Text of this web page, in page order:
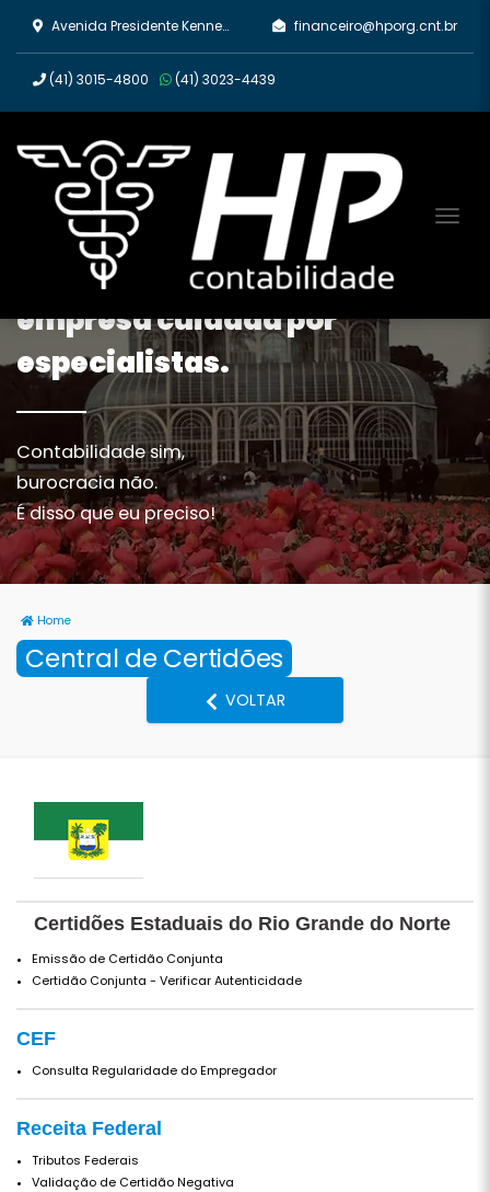
Avenida Presidente Kennedy, 2670 - Rebouças, Curitiba/PR financeiro@hporg.cnt.br
(41) 3015-4800 (41) 3023-4439
Tenha a contabilidade da sua
empresa cuidada por
especialistas.
Contabilidade sim,
burocracia não.
É disso que eu preciso!
Home
Central de Certidões
VOLTAR
Certidões Estaduais do Rio Grande do Norte
Emissão de Certidão Conjunta
Certidão Conjunta - Verificar Autenticidade
CEF
Consulta Regularidade do Empregador
Receita Federal
Tributos Federais
Validação de Certidão Negativa